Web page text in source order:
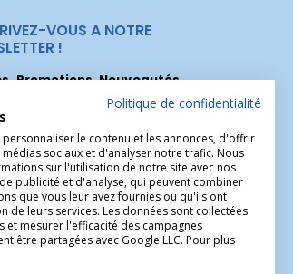
VOUS A NOTRE
!
Promotions, Nouveautés...
vous maintenant pour recevoir
offres.
Politique de confidentialité
le contenu et les annonces, d'offrir
sociaux et d'analyser notre trafic. Nous
sur l'utilisation de notre site avec nos
publicité et d'analyse, qui peuvent combiner
que vous leur avez fournies ou qu'ils ont
de leurs services. Les données sont collectées
et mesurer l'efficacité des campagnes
être partagées avec Google LLC. Pour plus